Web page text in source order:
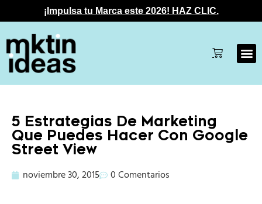
¡Impulsa tu Marca este 2026! HAZ CLIC.
5 Estrategias De Marketing
Que Puedes Hacer Con Google
Street View
noviembre 30, 2015 0 Comentarios